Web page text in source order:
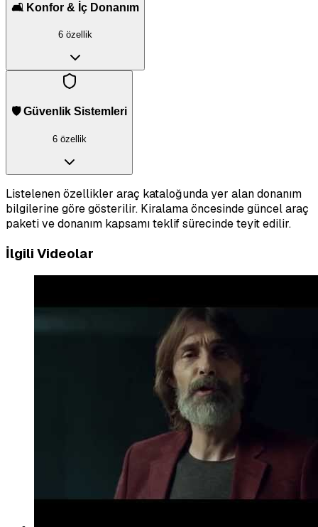
🛋️ Konfor & İç Donanım
6 özellik
🛡️ Güvenlik Sistemleri
6 özellik
Listelenen özellikler araç kataloğunda yer alan donanım
bilgilerine göre gösterilir. Kiralama öncesinde güncel araç
paketi ve donanım kapsamı teklif sürecinde teyit edilir.
İlgili Videolar